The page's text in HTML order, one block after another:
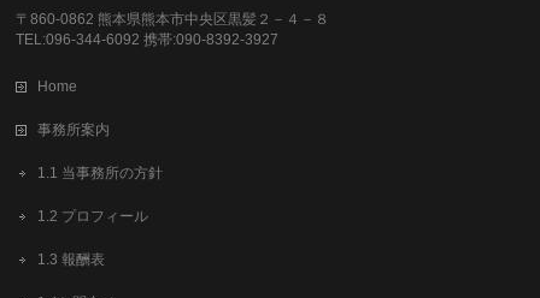
〒860-0862 熊本県熊本市中央区黒髪２－４－８
TEL:096-344-6092 携帯:090-8392-3927
Home
事務所案内
1.1 当事務所の方針
1.2 プロフィール
1.3 報酬表